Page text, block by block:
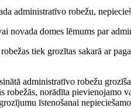
administratīvo robežu,
novada domes lēmums par
tiek grozītas sakarā ar
administratīvo robežu
robežās, norādīta pievienojamo
īstenošanai